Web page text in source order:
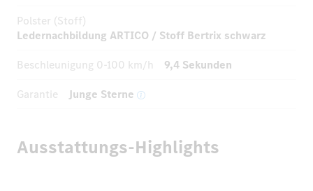
Polster (Stoff)
Ledernachbildung ARTICO / Stoff Bertrix schwarz
Beschleunigung 0-100 km/h
9,4 Sekunden
Garantie
Junge Sterne
Ausstattungs-Highlights